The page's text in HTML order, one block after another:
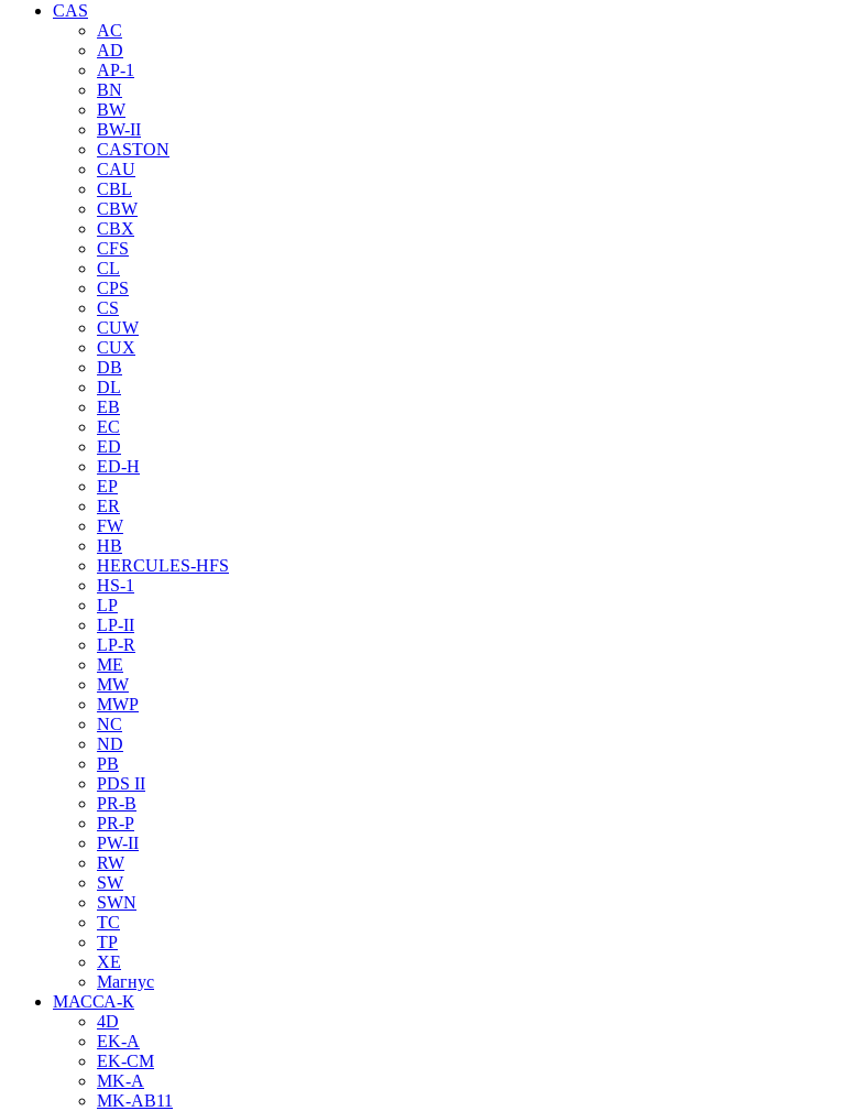
CAS
AC
AD
AP-1
BN
BW
BW-II
CASTON
CAU
CBL
CBW
CBX
CFS
CL
CPS
CS
CUW
CUX
DB
DL
EB
EC
ED
ED-H
EP
ER
FW
HB
HERCULES-HFS
HS-1
LP
LP-II
LP-R
ME
MW
MWP
NC
ND
PB
PDS II
PR-B
PR-P
PW-II
RW
SW
SWN
TC
TP
XE
Магнус
МАССА-К
4D
EK-A
EK-CM
MK-A
MK-AB11